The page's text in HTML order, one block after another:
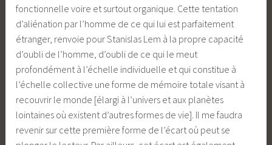
fonctionnelle voire et surtout organique. Cette tentation
d’aliénation par l’homme de ce qui lui est parfaitement
étranger, renvoie pour Stanislas Lem à la propre capacité
d’oubli de l’homme, d’oubli de ce qui le meut
profondément à l’échelle individuelle et qui constitue à
l’échelle collective une forme de mémoire totale visant à
recouvrir le monde [élargi à l’univers et aux planètes
lointaines où existent d’autres formes de vie]. Il me faudra
revenir sur cette première forme de l’écart où peut se